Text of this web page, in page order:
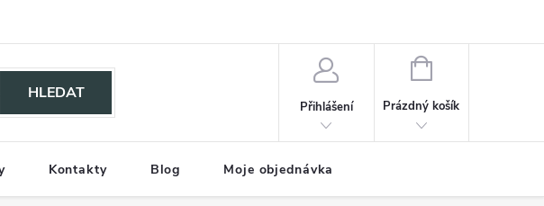
HLEDAT
Přihlášení
NÁKUPNÍ
Prázdný košík
Kontakty Blog Moje objednávka